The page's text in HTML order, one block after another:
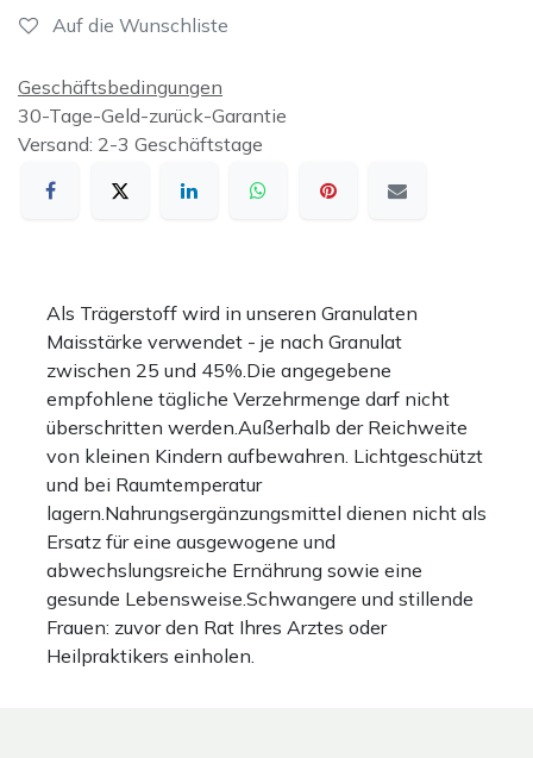
Auf die Wunschliste
Geschäftsbedingungen
30-Tage-Geld-zurück-Garantie
Versand: 2-3 Geschäftstage
Als Trägerstoff wird in unseren Granulaten
Maisstärke verwendet - je nach Granulat
zwischen 25 und 45%.Die angegebene
empfohlene tägliche Verzehrmenge darf nicht
überschritten werden.Außerhalb der Reichweite
von kleinen Kindern aufbewahren. Lichtgeschützt
und bei Raumtemperatur
lagern.Nahrungsergänzungsmittel dienen nicht als
Ersatz für eine ausgewogene und
abwechslungsreiche Ernährung sowie eine
gesunde Lebensweise.Schwangere und stillende
Frauen: zuvor den Rat Ihres Arztes oder
Heilpraktikers einholen.